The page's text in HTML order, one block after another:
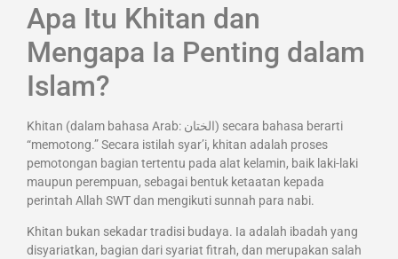
Apa Itu Khitan dan
Mengapa Ia Penting dalam
Islam?
Khitan (dalam bahasa Arab: الختان) secara bahasa berarti
“memotong.” Secara istilah syar’i, khitan adalah proses
pemotongan bagian tertentu pada alat kelamin, baik laki-laki
maupun perempuan, sebagai bentuk ketaatan kepada
perintah Allah SWT dan mengikuti sunnah para nabi.
Khitan bukan sekadar tradisi budaya. Ia adalah ibadah yang
disyariatkan, bagian dari syariat fitrah, dan merupakan salah